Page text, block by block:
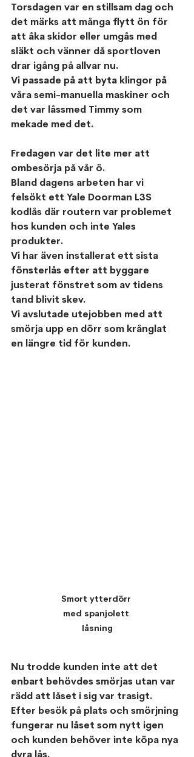
Torsdagen var en stillsam dag och
det märks att många flytt ön för
att åka skidor eller umgås med
släkt och vänner då sportloven
drar igång på allvar nu.
Vi passade på att byta klingor på
våra semi-manuella maskiner och
det var låssmed Timmy som
mekade med det.
Fredagen var det lite mer att
ombesörja på vår ö.
Bland dagens arbeten har vi
felsökt ett Yale Doorman L3S
kodlås där routern var problemet
hos kunden och inte Yales
produkter.
Vi har även installerat ett sista
fönsterlås efter att byggare
justerat fönstret som av tidens
tand blivit skev.
Vi avslutade utejobben med att
smörja upp en dörr som krånglat
en längre tid för kunden.
Smort ytterdörr
med spanjolett
låsning
Nu trodde kunden inte att det
enbart behövdes smörjas utan var
rädd att låset i sig var trasigt.
Efter besök på plats och smörjning
fungerar nu låset som nytt igen
och kunden behöver inte köpa nya